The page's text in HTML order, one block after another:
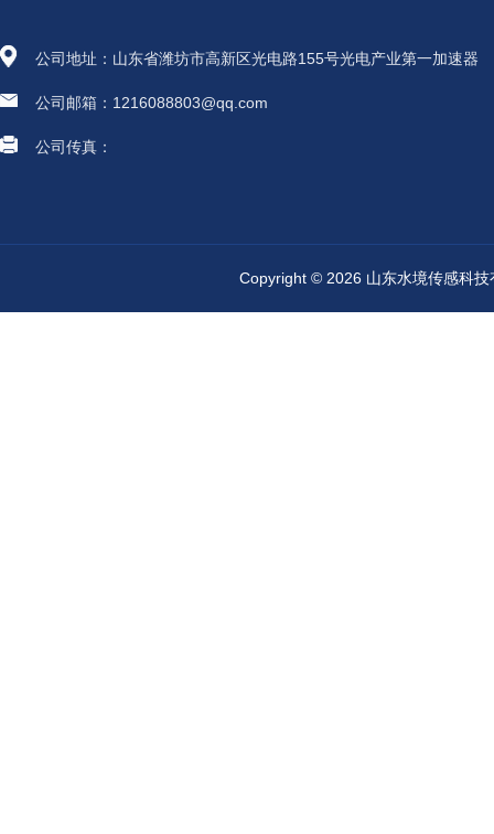
公司地址：山东省潍坊市高新区光电路155号光电产业第一加速器
公司邮箱：1216088803@qq.com
公司传真：
Copyright © 2026 山东水境传感科